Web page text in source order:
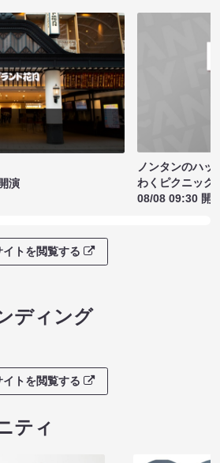
演
ノンタンのハッ
わくピクニック
08/08 09:30 開
イトを閲覧する
ディング
イトを閲覧する
ティ